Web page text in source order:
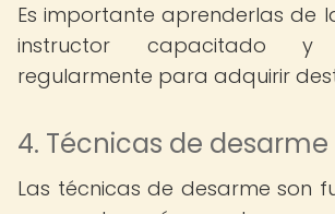
Es importante aprenderlas de
instructor capacitado y
regularmente para adquirir
4. Técnicas de desarme
Las técnicas de desarme son